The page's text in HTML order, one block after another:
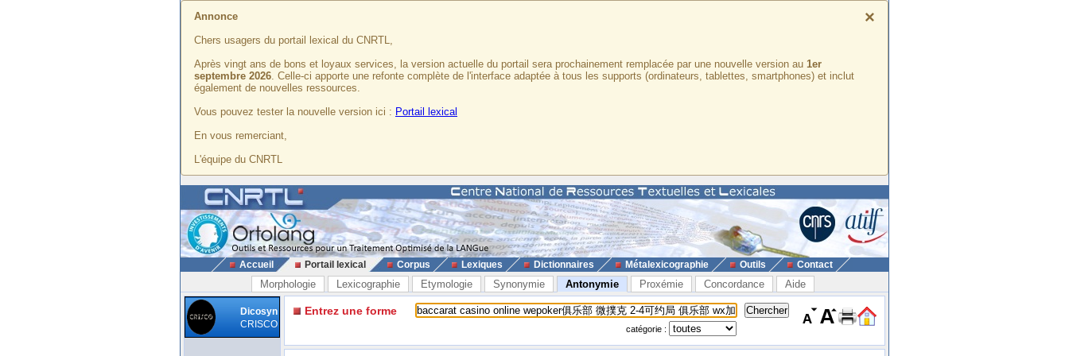
×
Annonce
Chers usagers du portail lexical du CNRTL,
Après vingt ans de bons et loyaux services, la version actuelle du portail sera prochainement remplacée par une nouvelle version au 1er
septembre 2026. Celle-ci apporte une refonte complète de l'interface adaptée à tous les supports (ordinateurs, tablettes, smartphones) et inclut
également de nouvelles ressources.
Vous pouvez tester la nouvelle version ici : Portail lexical
En vous remerciant,
L'équipe du CNRTL
Accueil Portail lexical Corpus Lexiques Dictionnaires Métalexicographie Outils Contact
Morphologie Lexicographie Etymologie Synonymie Antonymie Proxémie Concordance Aide
Dicosyn
CRISCO
Entrez une forme
catégorie :